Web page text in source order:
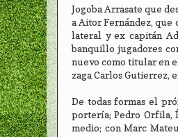
Jogoba Arrasate que
a Aitor Fernández, que
lateral y ex capitán
banquillo jugadores
nuevo como titular en
zaga Carlos Gutierrez,
De todas formas el
portería; Pedro Orfila,
medio; con Marc